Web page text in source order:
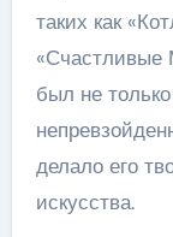
таких как
«Счастливые
был не
делало его
искусства.